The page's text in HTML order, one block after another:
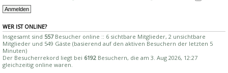
WER IST ONLINE?
Insgesamt sind 557Besucher online :: 6 sichtbare Mitglieder, 2 unsichtbare
Mitglieder und 549 Gäste (basierend auf den aktiven Besuchern der letzten 5
Minuten)
Der Besucherrekord liegt bei 6192 Besuchern, die am 3. Aug 2026, 12:27
gleichzeitig online waren.